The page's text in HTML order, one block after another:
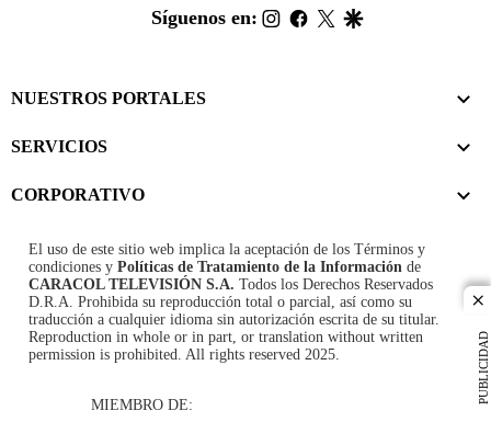
PUBLICIDAD
footer
Síguenos en: instagram
facebook
twitter
NUESTROS PORTALES
SERVICIOS
CORPORATIVO
El uso de este sitio web implica la aceptación de los Términos y
condiciones y Políticas de Tratamiento de la Información de
CARACOL TELEVISIÓN S.A. Todos los Derechos Reservados
D.R.A. Prohibida su reproducción total o parcial, así como su
traducción a cualquier idioma sin autorización escrita de su titular.
Reproduction in whole or in part, or translation without written
permission is prohibited. All rights reserved 2025.
MIEMBRO DE: